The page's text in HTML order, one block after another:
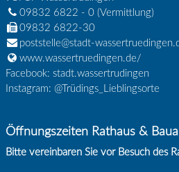
09832 6822 - 0(Vermittlung)
09832 6822-30
poststelle@stadt-
www.wassertruedingen.de/
Facebook: stadt.wassertrudingen
Instagram: @Trüdings_Lieblingsorte
Öffnungszeiten Rathaus &
Bitte vereinbaren Sie vor Besuch des